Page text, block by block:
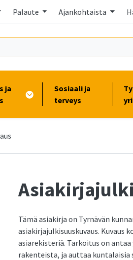
Palaute Ajankohtaista
ja
Sosiaali ja
terveys
Tämä asiakirja on Tyrnävän
asiakirjajulkisuuskuvaus. Kuvaus
asiarekisteriä. Tarkoitus on
rakenteista, ja auttaa